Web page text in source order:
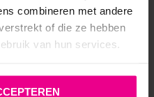
combineren met andere
of die ze hebben
van hun services.